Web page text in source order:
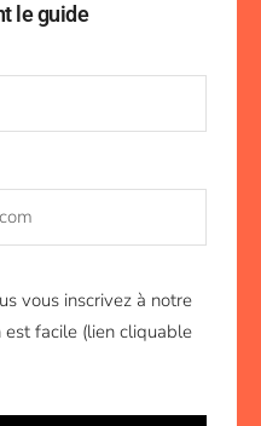
le guide
vous inscrivez à notre
facile (lien cliquable